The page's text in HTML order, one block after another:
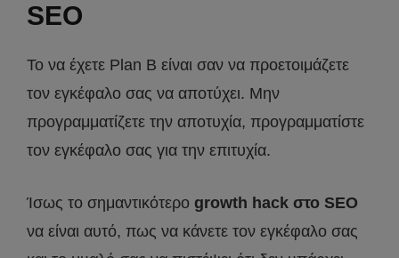
SEO
Το να έχετε Plan B είναι σαν να προετοιμάζετε
τον εγκέφαλο σας να αποτύχει. Μην
προγραμματίζετε την αποτυχία, προγραμματίστε
τον εγκέφαλο σας για την επιτυχία.
Ίσως το σημαντικότερο growth hack στο SEO
να είναι αυτό, πως να κάνετε τον εγκέφαλο σας